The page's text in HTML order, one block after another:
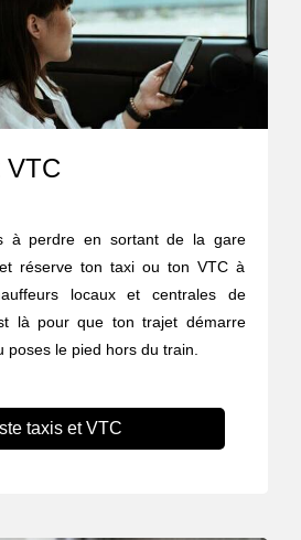
VTC
à perdre en sortant de la gare
réserve ton taxi ou ton VTC à
locaux et centrales de
là pour que ton trajet démarre
poses le pied hors du train.
taxis et VTC